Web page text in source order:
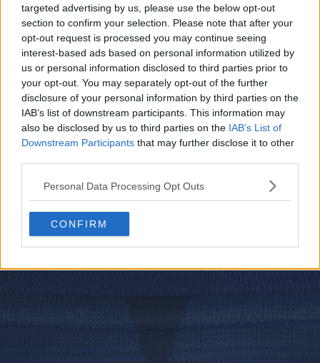
targeted advertising by us, please use the below opt-out
section to confirm your selection. Please note that after your
opt-out request is processed you may continue seeing
interest-based ads based on personal information utilized by
us or personal information disclosed to third parties prior to
your opt-out. You may separately opt-out of the further
disclosure of your personal information by third parties on the
IAB’s list of downstream participants. This information may
also be disclosed by us to third parties on the IAB’s List of
Downstream Participants that may further disclose it to other
Personal Data Processing Opt Outs
CONFIRM
Este design marcante e angular é diretamente inspirado
na arquitetura distinta do telhado da Veltins-Arena.